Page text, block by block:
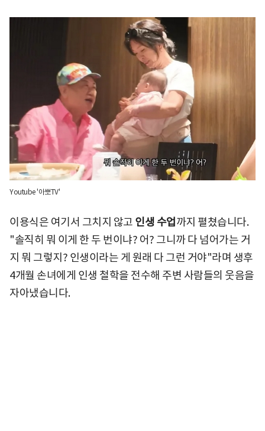
Youtube '아뽀TV'
이용식은 여기서 그치지 않고 인생 수업 까지 펼쳤습니다.
"솔직히 뭐 이게 한 두 번이냐? 어? 그니까 다 넘어가는 거
지 뭐 그렇지? 인생이라는 게 원래 다 그런 거야"라며 생후
4개월 손녀에게 인생 철학을 전수해 주변 사람들의 웃음을
자아냈습니다.